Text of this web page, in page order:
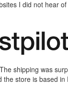
I did not hear
shipping was
the store is based in